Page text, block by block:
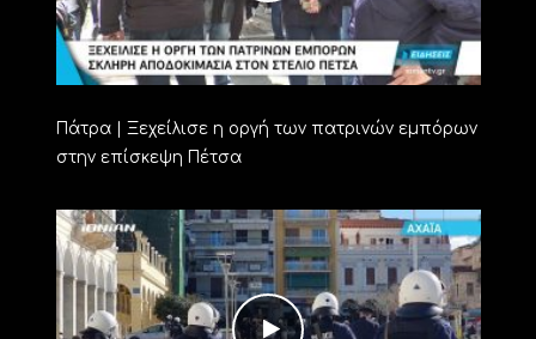
Πάτρα | Ξεχείλισε η οργή των πατρινών εμπόρων
στην επίσκεψη Πέτσα